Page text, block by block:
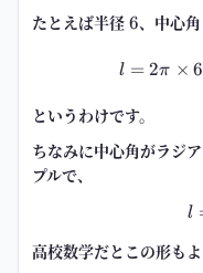
たとえば半径 6
6、中心角
l = 2π × 6
というわけです。
ちなみに中心角がラジ
プルで、
l
高校数学だとこの形もよ